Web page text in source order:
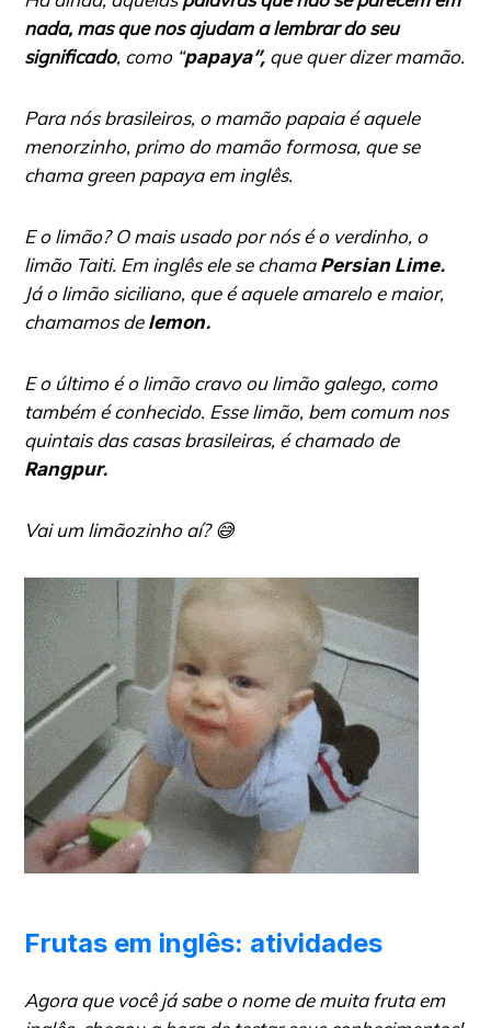
nada, mas que nos ajudam a lembrar do seu
significado, como “papaya”, que quer dizer mamão.
Para nós brasileiros, o mamão papaia é aquele
menorzinho, primo do mamão formosa, que se
chama green papaya em inglês.
E o limão? O mais usado por nós é o verdinho, o
limão Taiti. Em inglês ele se chama Persian Lime.
Já o limão siciliano, que é aquele amarelo e maior,
chamamos delemon.
E o último é o limão cravo ou limão galego, como
também é conhecido. Esse limão, bem comum nos
quintais das casas brasileiras, é chamado de
Rangpur.
Vai um limãozinho aí?😅
Frutas em inglês: atividades
Agora que você já sabe o nome de muita fruta em